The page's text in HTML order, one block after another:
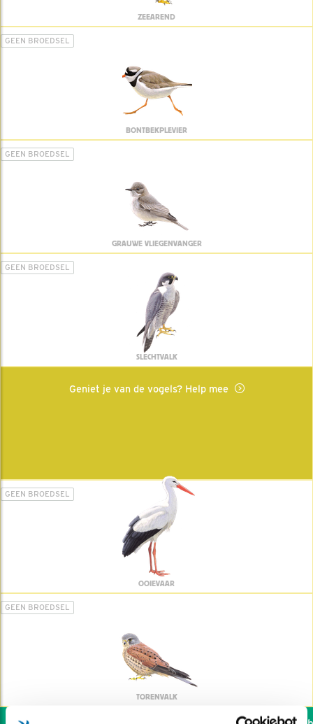
ZEEAREND
GEEN BROEDSEL
BONTBEKPLEVIER
GEEN BROEDSEL
GRAUWE VLIEGENVANGER
GEEN BROEDSEL
SLECHTVALK
Geniet je van de vogels? Help mee
GEEN BROEDSEL
OOIEVAAR
GEEN BROEDSEL
TORENVALK